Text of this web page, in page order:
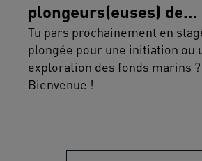
plongeurs(euses) de
l’UCPA
Tu pars prochainement en
plongée pour une initiation ou
exploration des fonds marins ?
Bienvenue !